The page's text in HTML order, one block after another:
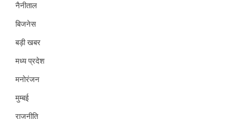
नैनीताल
बिजनेस
बड़ी खबर
मध्य प्रदेश
मनोरंजन
मुम्बई
राजनीति